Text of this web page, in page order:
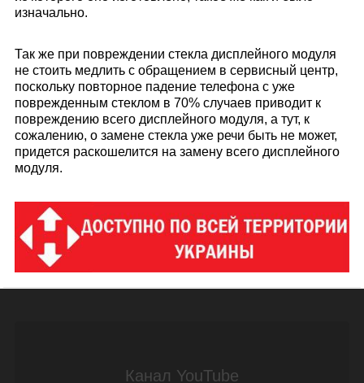
изначально.
Так же при повреждении стекла дисплейного модуля
не стоить медлить с обращением в сервисный центр,
поскольку повторное падение телефона с уже
поврежденным стеклом в 70% случаев приводит к
повреждению всего дисплейного модуля, а тут, к
сожалению, о замене стекла уже речи быть не может,
придется раскошелится на замену всего дисплейного
модуля.
Канал YouTube